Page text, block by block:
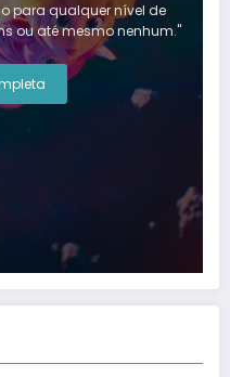
para qualquer nível de
ou até mesmo nenhum."